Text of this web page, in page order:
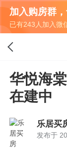
加入购房群
已有243人加入微
华悦海
在建中
乐居买
发布于